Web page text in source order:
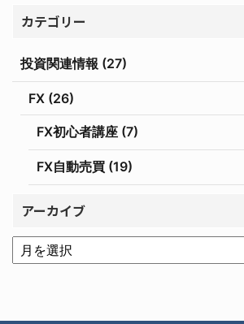
カテゴリー
投資関連情報 (27)
FX (26)
FX初心者講座 (7)
FX自動売買 (19)
アーカイブ